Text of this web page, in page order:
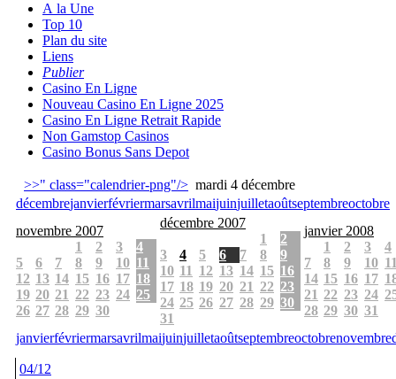
A la Une
Top 10
Plan du site
Liens
Publier
Casino En Ligne
Nouveau Casino En Ligne 2025
Casino En Ligne Retrait Rapide
Non Gamstop Casinos
Casino Bonus Sans Depot
>>" class="calendrier-png"/> mardi 4 décembre
décembrejanvierfévriermarsavrilmaijuinjuilletaoûtseptembreoctobre
novembre 2007
1
2 3
4
5
6 7 8 9 10 11
12 13 14 15 16 17 18
19 20 21 22 23 24 25
26 27 28 29 30
décembre 2007
1
2
3
4 5 6 7 8
9
10 11 12 13 14 15 16
17 18 19 20 21 22 23
24 25 26 27 28 29 30
31
janvier 2008
1
2 3 4
7
8 9 10 11
14 15 16 17
21 22 23 24
28 29 30 31
janvierfévriermarsavrilmaijuinjuilletaoûtseptembreoctobrenovembre
04/12